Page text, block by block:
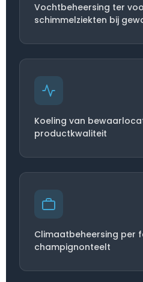
Vochtbeheersing ter
schimmelziekten bij
Koeling van
productkwaliteit
Climaatbeheersing per
champignonteelt